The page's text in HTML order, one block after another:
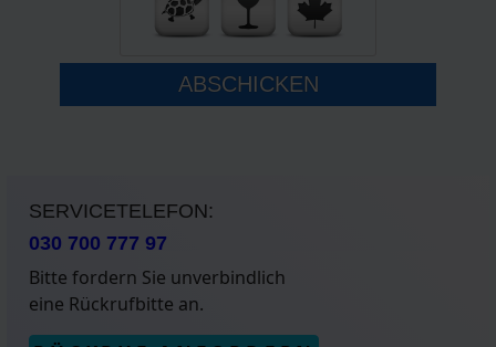
ABSCHICKEN
SERVICETELEFON:
030 700 777 97
Bitte fordern Sie unverbindlich
eine Rückrufbitte an.